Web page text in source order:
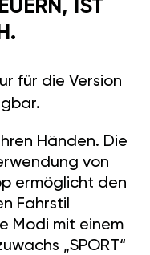
IST
für die Version
Händen. Die
von
ermöglicht den
Fahrstil
Modi mit einem
„SPORT“